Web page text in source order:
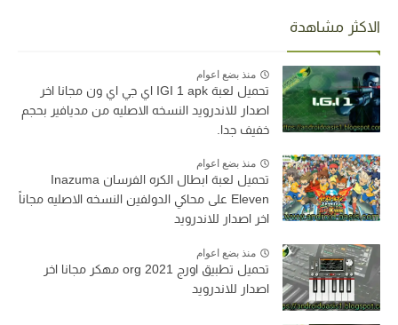
الاكثر مشاهدة
منذ بضع اعوام
تحميل لعبة IGI 1 apk اي جي اي ون مجانا اخر
اصدار للاندرويد النسخه الاصليه من مديافير بحجم
خفيف جدا.
منذ بضع اعوام
تحميل لعبة ابطال الكره الفرسان Inazuma
Eleven على محاكي الدولفين النسخه الاصليه مجاناً
اخر اصدار للاندرويد
منذ بضع اعوام
تحميل تطبيق اورج org 2021 مهكر مجانا اخر
اصدار للاندرويد